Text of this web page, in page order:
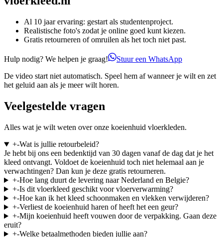
Al 10 jaar ervaring: gestart als studentenproject.
Realistische foto's zodat je online goed kunt kiezen.
Gratis retourneren of omruilen als het toch niet past.
Hulp nodig? We helpen je graag!
Stuur een WhatsApp
De video start niet automatisch. Speel hem af wanneer je wilt en zet
het geluid aan als je meer wilt horen.
Veelgestelde vragen
Alles wat je wilt weten over onze koeienhuid vloerkleden.
+-Wat is jullie retourbeleid?
Je hebt bij ons een bedenktijd van 30 dagen vanaf de dag dat je het
kleed ontvangt. Voldoet de koeienhuid toch niet helemaal aan je
verwachtingen? Dan kun je deze gratis retourneren.
+-Hoe lang duurt de levering naar Nederland en Belgie?
+-Is dit vloerkleed geschikt voor vloerverwarming?
+-Hoe kan ik het kleed schoonmaken en vlekken verwijderen?
+-Verliest de koeienhuid haren of heeft het een geur?
+-Mijn koeienhuid heeft vouwen door de verpakking. Gaan deze
eruit?
+-Welke betaalmethoden bieden jullie aan?